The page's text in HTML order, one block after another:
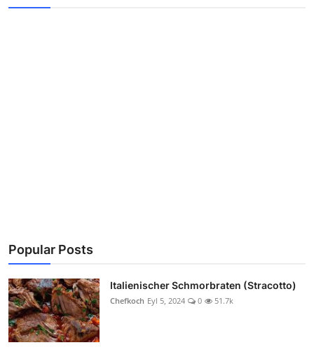
Popular Posts
Italienischer Schmorbraten (Stracotto)
Chefkoch Eyl 5, 2024 0 51.7k